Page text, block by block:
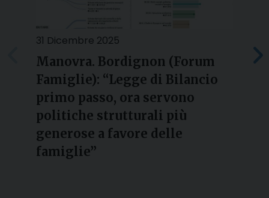
31 Dicembre 2025
Manovra. Bordignon (Forum
Famiglie): “Legge di Bilancio
primo passo, ora servono
politiche strutturali più
generose a favore delle
famiglie”